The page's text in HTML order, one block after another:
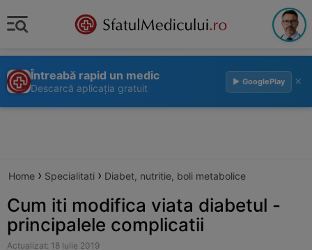
Întreabă rapid un medic
Descarcă aplicația gratuit
▶ GooglePlay ×
Home › Specialitati › Diabet, nutritie, boli metabolice
Cum iti modifica viata diabetul -
principalele complicatii
Actualizat: 18 Iulie 2019